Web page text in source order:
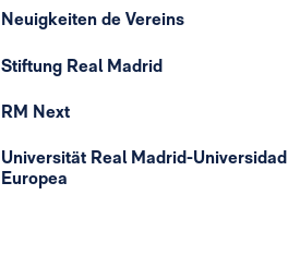
Neuigkeiten de Vereins
Stiftung Real Madrid
RM Next
Universität Real Madrid-Universidad
Europea